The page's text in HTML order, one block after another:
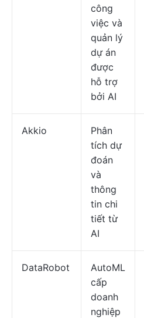
công
việc và
quản lý
dự án
được
hỗ trợ
bởi AI
Akkio
Phân
tích dự
đoán
và
thông
tin chi
tiết từ
AI
DataRobot
AutoML
cấp
doanh
nghiệp